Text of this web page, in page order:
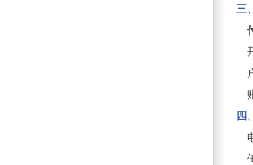
三
四